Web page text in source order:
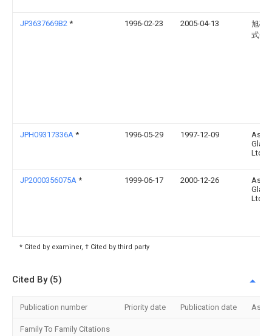
JP3637669B2 * 1996-02-23 2005-04-13
旭硝
式会
JPH09317336A * 1996-05-29 1997-12-09
Asahi
Ltd
JP2000356075A * 1999-06-17 2000-12-26
Asahi
Ltd
* Cited by examiner, † Cited by third party
Cited By (5)
Publication number Priority date Publication date
Family To Family Citations